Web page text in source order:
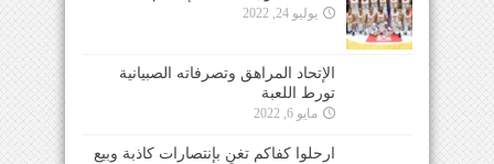
يوليو 24, 2022
الإتحاد المراهق وتصرفاته الصبيانية
تورط اللعبة
مايو 6, 2022
ارحلوا كفاكم تغنٍ بإنتصارات كاذبة وبيع